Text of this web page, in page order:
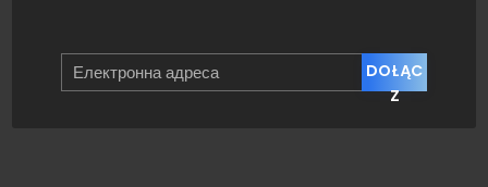
DOŁĄC
Z